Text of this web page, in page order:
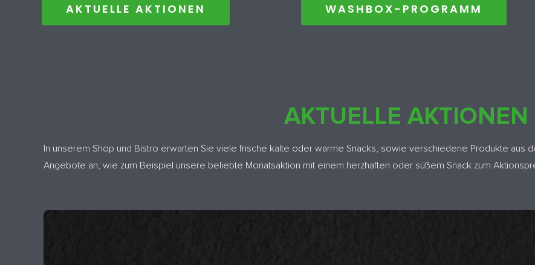
AKTUELLE AKTIONEN WASHBOX-PROGRAMM
AKTUELLE AKTIONEN
In unserem Shop und Bistro erwarten Sie viele frische kalte oder warme Snacks, sowie verschiedene Produkte aus
Angebote an, wie zum Beispiel unsere beliebte Monatsaktion mit einem herzhaften oder süßem Snack zum